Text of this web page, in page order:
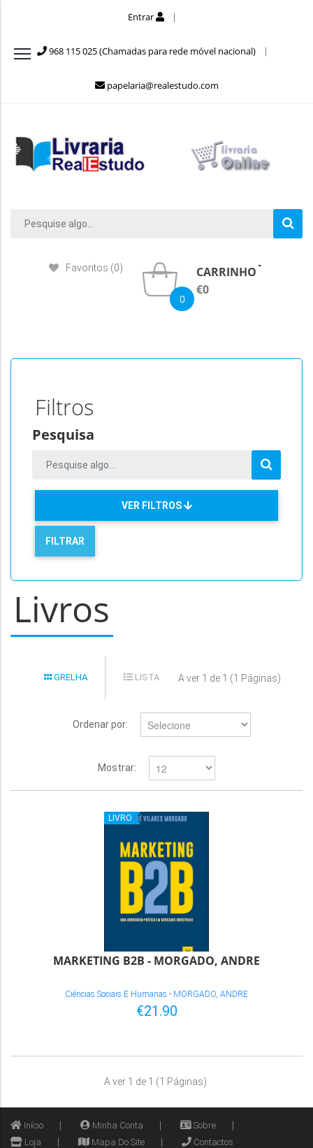
Entrar
968 115 025 (Chamadas para rede móvel nacional)
papelaria@realestudo.com
Favoritos (0)
0
CARRINHO
€0
Filtros
Pesquisa
VER FILTROS
Livros
GRELHA LISTA A ver 1 de 1 (1 Páginas)
Ordenar por:
Mostrar:
LIVRO
MARKETING B2B - MORGADO, ANDRE
Ciências Sociais E Humanas - MORGADO, ANDRE
€21.90
A ver 1 de 1 (1 Páginas)
Início Minha Conta
Sobre
Loja
Mapa Do Site Contactos